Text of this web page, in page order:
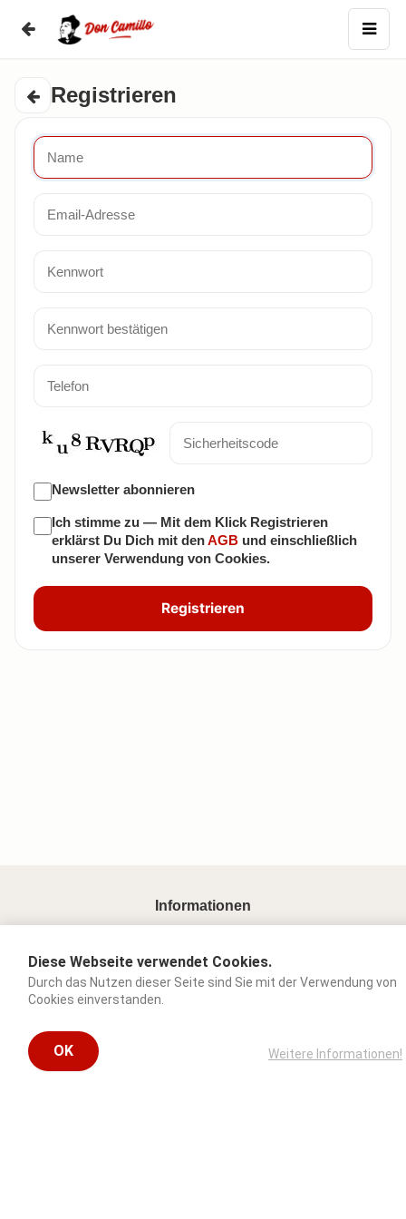
Registrieren
Newsletter abonnieren
Ich stimme zu — Mit dem Klick Registrieren
erklärst Du Dich mit denAGB und einschließlich
unserer Verwendung von Cookies.
Registrieren
Informationen
AGB
Diese Webseite verwendet Cookies.
Durch das Nutzen dieser Seite sind Sie mit der Verwendung von
Cookies einverstanden.
OK Weitere Informationen!